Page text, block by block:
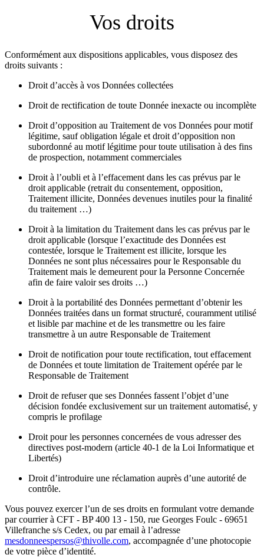
Vos droits
Conformément aux dispositions applicables, vous disposez des
droits suivants :
Droit d’accès à vos Données collectées
Droit de rectification de toute Donnée inexacte ou incomplète
Droit d’opposition au Traitement de vos Données pour motif
légitime, sauf obligation légale et droit d’opposition non
subordonné au motif légitime pour toute utilisation à des fins
de prospection, notamment commerciales
Droit à l’oubli et à l’effacement dans les cas prévus par le
droit applicable (retrait du consentement, opposition,
Traitement illicite, Données devenues inutiles pour la finalité
du traitement …)
Droit à la limitation du Traitement dans les cas prévus par le
droit applicable (lorsque l’exactitude des Données est
contestée, lorsque le Traitement est illicite, lorsque les
Données ne sont plus nécessaires pour le Responsable du
Traitement mais le demeurent pour la Personne Concernée
afin de faire valoir ses droits …)
Droit à la portabilité des Données permettant d’obtenir les
Données traitées dans un format structuré, couramment utilisé
et lisible par machine et de les transmettre ou les faire
transmettre à un autre Responsable de Traitement
Droit de notification pour toute rectification, tout effacement
de Données et toute limitation de Traitement opérée par le
Responsable de Traitement
Droit de refuser que ses Données fassent l’objet d’une
décision fondée exclusivement sur un traitement automatisé, y
compris le profilage
Droit pour les personnes concernées de vous adresser des
directives post-modern (article 40-1 de la Loi Informatique et
Libertés)
Droit d’introduire une réclamation auprès d’une autorité de
contrôle.
Vous pouvez exercer l’un de ses droits en formulant votre demande
par courrier à CFT - BP 400 13 - 150, rue Georges Foulc - 69651
Villefranche s/s Cedex, ou par email à l’adresse
mesdonneespersos@thivolle.com, accompagnée d’une photocopie
de votre pièce d’identité.